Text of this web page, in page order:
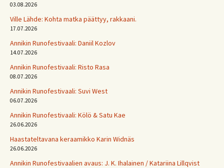
03.08.2026
Ville Lähde: Kohta matka päättyy, rakkaani.
17.07.2026
Annikin Runofestivaali: Daniil Kozlov
14.07.2026
Annikin Runofestivaali: Risto Rasa
08.07.2026
Annikin Runofestivaali: Suvi West
06.07.2026
Annikin Runofestivaali: Kölö & Satu Kae
26.06.2026
Haastateltavana keraamikko Karin Widnäs
26.06.2026
Annikin Runofestivaalien avaus: J. K. Ihalainen / Katariina Lillqvist